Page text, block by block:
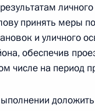
года
октября 2024 года, 16:29
исполнения
принять меры
и уличного
обеспечив
числе на период